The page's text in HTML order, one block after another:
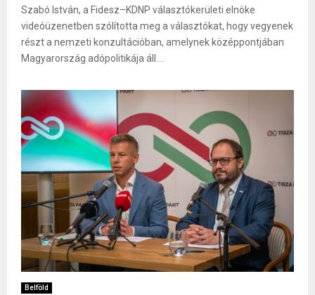
Szabó István, a Fidesz–KDNP választókerületi elnöke
videóüzenetben szólította meg a választókat, hogy vegyenek
részt a nemzeti konzultációban, amelynek középpontjában
Magyarország adópolitikája áll....
Belföld